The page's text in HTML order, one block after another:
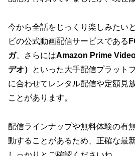
今から全話をじっくり楽しみたい
ビの公式動画配信サービスである
ガ、さらにはAmazon Prime
デオ）
といった大手配信プラット
に合わせてレンタル配信や定額見
ことがあります。
配信ラインナップや無料体験の有
動することがあるため、正確な最